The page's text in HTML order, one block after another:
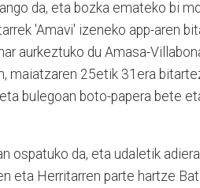
da, eta bozka emateko bi
'Amavi' izeneko app-aren
aurkeztuko du Amasa-
maiatzaren 25etik 31era
bulegoan boto-papera bete
ospatuko da, eta udaletik
eta Herritarren parte hartze